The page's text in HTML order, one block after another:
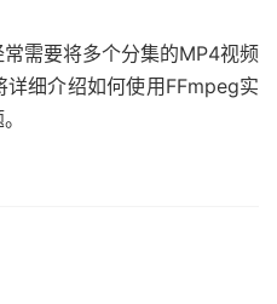
需要将多个分集的MP4视频
细介绍如何使用FFmpeg实